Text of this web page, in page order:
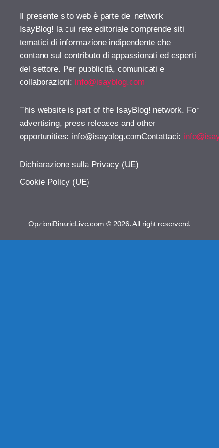
Il presente sito web è parte del network
IsayBlog! la cui rete editoriale comprende siti
tematici di informazione indipendente che
contano sul contributo di appassionati ed esperti
del settore. Per pubblicità, comunicati e
collaborazioni: info@isayblog.com
This website is part of the IsayBlog! network. For
advertising, press releases and other
opportunities: info@isayblog.comContattaci:
Dichiarazione sulla Privacy (UE)
Cookie Policy (UE)
OpzioniBinarieLive.com © 2026. All right reserverd.